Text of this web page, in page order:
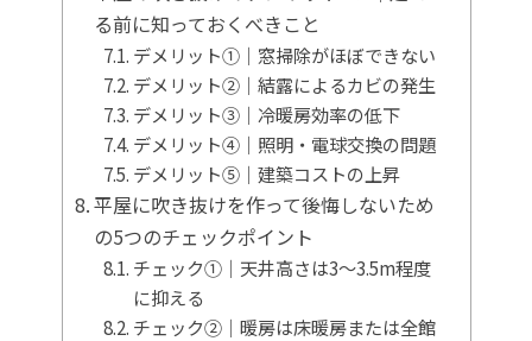
る前に知っておくべきこと
デメリット①｜窓掃除がほぼできない
デメリット②｜結露によるカビの発生
デメリット③｜冷暖房効率の低下
デメリット④｜照明・電球交換の問題
デメリット⑤｜建築コストの上昇
平屋に吹き抜けを作って後悔しないため
の5つのチェックポイント
チェック①｜天井高さは3〜3.5m程度
に抑える
チェック②｜暖房は床暖房または全館